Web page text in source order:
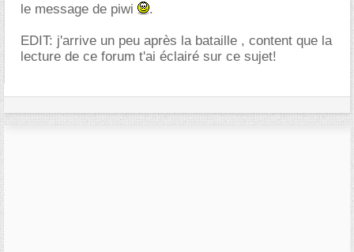
le message de piwi
.
EDIT: j'arrive un peu après la bataille , content que la
lecture de ce forum t'ai éclairé sur ce sujet!